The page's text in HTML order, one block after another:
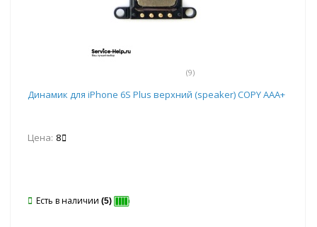
(9)
Динамик для iPhone 6S Plus верхний (speaker) COPY AAA+
Цена: 8
Есть в наличии (5)